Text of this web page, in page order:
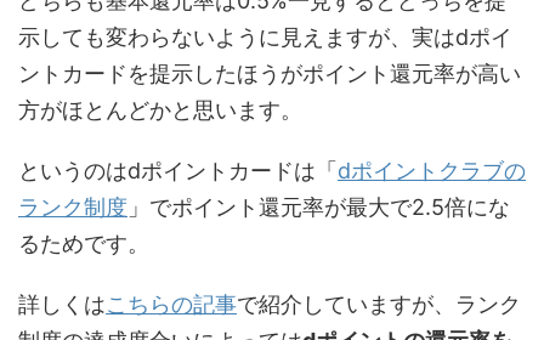
示しても変わらないように見えますが、実はdポイ
ントカードを提示したほうがポイント還元率が高い
方がほとんどかと思います。
というのはdポイントカードは「 dポイントクラブの
ランク制度 」でポイント還元率が最大で2.5倍にな
るためです。
詳しくはこちらの記事で紹介していますが、ランク